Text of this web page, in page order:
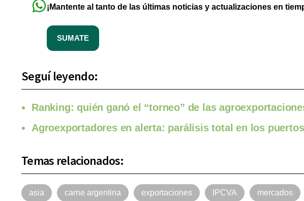
¡Mantente al tanto de las últimas noticias y actualizaciones en
SUMATE
Seguí leyendo:
Ranking: quién ganó el “torneo” de las
Agroexportadores en alerta: parálisis total en los
Temas relacionados:
asia carne argentina exportaciones IPCVA mercados